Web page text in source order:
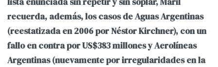
recuerda, además, los casos de Aguas Argentinas
(reestatizada en 2006 por Néstor Kirchner), con un
fallo en contra por US$383 millones y Aerolíneas
Argentinas (nuevamente por irregularidades en la